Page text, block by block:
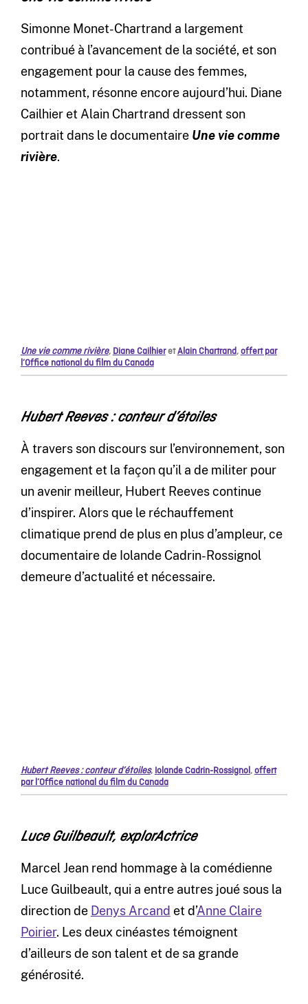
Simonne Monet-Chartrand a largement
contribué à l’avancement de la société, et son
engagement pour la cause des femmes,
notamment, résonne encore aujourd’hui. Diane
Cailhier et Alain Chartrand dressent son
portrait dans le documentaire Une vie comme
rivière.
Une vie comme rivière, Diane CailhieretAlain Chartrand,offert par
l’Office national du film du Canada
Hubert Reeves : conteur d’étoiles
À travers son discours sur l’environnement, son
engagement et la façon qu’il a de militer pour
un avenir meilleur, Hubert Reeves continue
d’inspirer. Alors que le réchauffement
climatique prend de plus en plus d’ampleur, ce
documentaire de Iolande Cadrin-Rossignol
demeure d’actualité et nécessaire.
Hubert Reeves : conteur d’étoiles, Iolande Cadrin-Rossignol,offert
par l’Office national du film du Canada
Luce Guilbeault, explorActrice
Marcel Jean rend hommage à la comédienne
Luce Guilbeault, qui a entre autres joué sous la
direction de Denys Arcand et d’Anne Claire
Poirier. Les deux cinéastes témoignent
d’ailleurs de son talent et de sa grande
générosité.